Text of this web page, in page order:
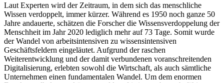
Laut Experten wird der Zeitraum, in dem sich das menschliche
Wissen verdoppelt, immer kürzer. Während es 1950 noch ganze 50
Jahre andauerte, schätzen die Forscher die Wissensverdoppelung der
Menschheit im Jahr 2020 lediglich mehr auf 73 Tage. Somit wurde
der Wandel von arbeitsintensiven zu wissensintensiven
Geschäftsfeldern eingeläutet. Aufgrund der raschen
Weiterentwicklung und der damit verbundenen voranschreitenden
Digitalisierung, erlebten sowohl die Wirtschaft, als auch sämtliche
Unternehmen einen fundamentalen Wandel. Um dem enormen